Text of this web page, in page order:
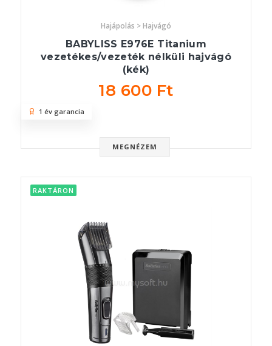
Hajápolás > Hajvágó
BABYLISS E976E Titanium
vezetékes/vezeték nélküli hajvágó
(kék)
18 600 Ft
MEGNÉZEM
1 év garancia
RAKTÁRON